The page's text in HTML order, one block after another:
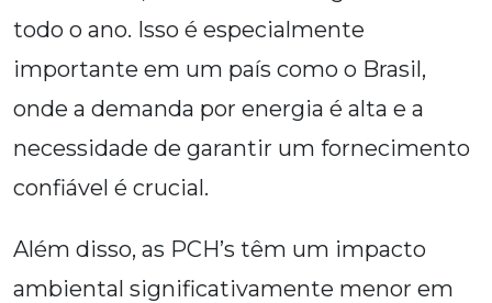
todo o ano. Isso é especialmente
importante em um país como o Brasil,
onde a demanda por energia é alta e a
necessidade de garantir um fornecimento
confiável é crucial.
Além disso, as PCH’s têm um impacto
ambiental significativamente menor em